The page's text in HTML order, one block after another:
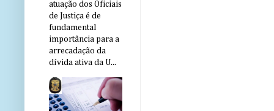
atuação dos Oficiais
de Justiça é de
fundamental
importância para a
arrecadação da
dívida ativa da U...